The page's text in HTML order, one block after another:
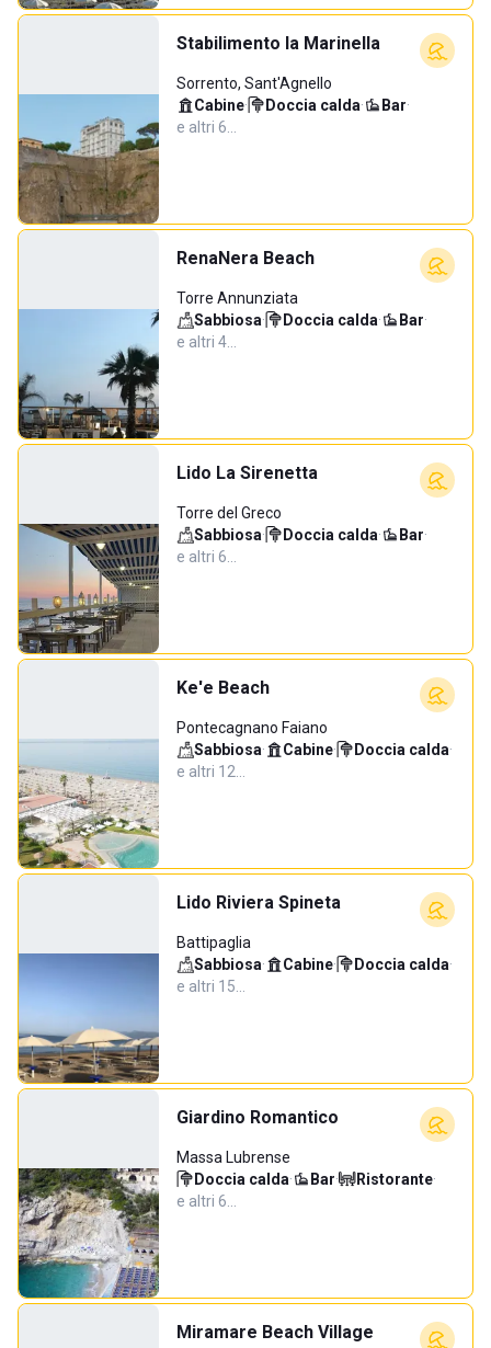
Stabilimento la Marinella
Sorrento, Sant'Agnello
Cabine· Doccia calda· Bar·
e altri 6…
RenaNera Beach
Torre Annunziata
Sabbiosa· Doccia calda· Bar·
e altri 4…
Lido La Sirenetta
Torre del Greco
Sabbiosa· Doccia calda· Bar·
e altri 6…
Ke'e Beach
Pontecagnano Faiano
Sabbiosa· Cabine· Doccia calda·
e altri 12…
Lido Riviera Spineta
Battipaglia
Sabbiosa· Cabine· Doccia calda·
e altri 15…
Giardino Romantico
Massa Lubrense
Doccia calda· Bar· Ristorante·
e altri 6…
Miramare Beach Village